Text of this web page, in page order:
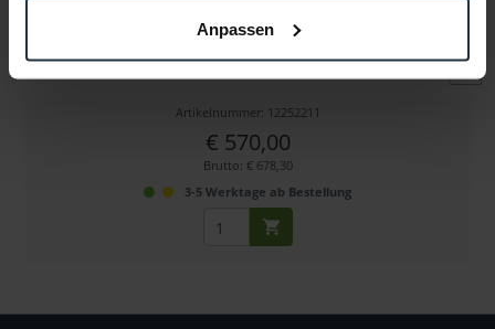
Anpassen
Avid MC Perpetual RNW 12M ExpertPlus Support
Artikelnummer: 12252211
€ 570,00
Brutto: € 678,30
3-5 Werktage ab Bestellung